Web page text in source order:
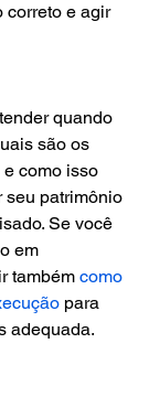
correto e agir
quando
são os
como isso
seu patrimônio
Se você
em
também como
para
adequada.